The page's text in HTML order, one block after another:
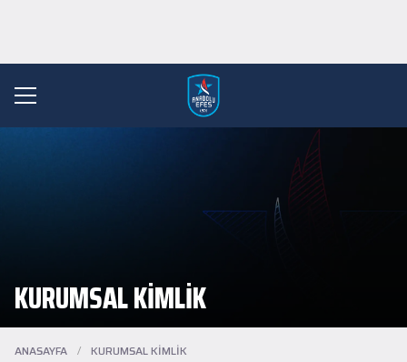
KURUMSAL KİMLİK
ANASAYFA / KURUMSAL KİMLİK